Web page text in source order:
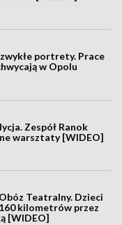
portrety. Prace
w Opolu
Zespół Ranok
warsztaty [WIDEO]
Teatralny. Dzieci
kilometrów przez
[WIDEO]